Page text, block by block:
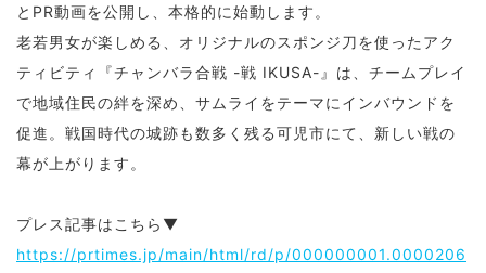
とPR動画を公開し、本格的に始動します。
老若男女が楽しめる、オリジナルのスポンジ刀を使ったアク
ティビティ『チャンバラ合戦 -戦 IKUSA-』は、チームプレイ
で地域住民の絆を深め、サムライをテーマにインバウンドを
促進。戦国時代の城跡も数多く残る可児市にて、新しい戦の
幕が上がります。
プレス記事はこちら▼
https://prtimes.jp/main/html/rd/p/000000001.0000206